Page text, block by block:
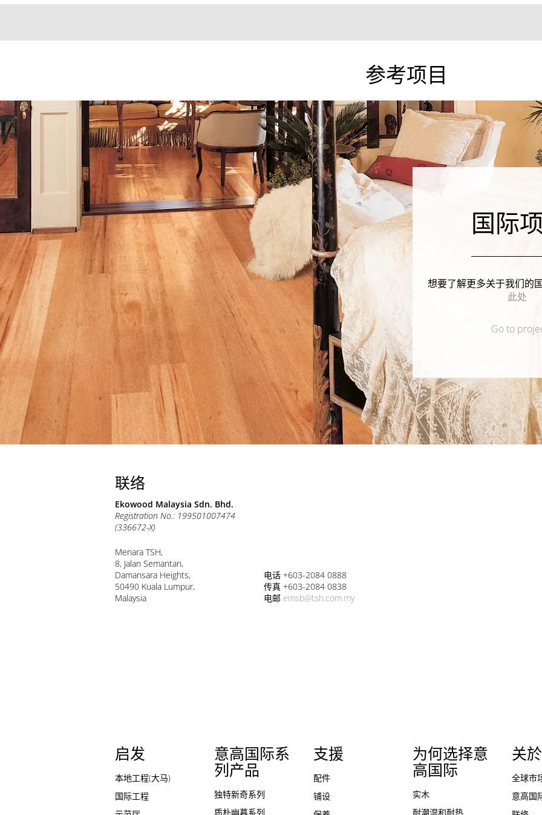
参考项目
国际
想要了解更多关于我们的
此处
Go to
联络
Ekowood Malaysia Sdn. Bhd.
Registration No.: 199501007474
(336672-X)
Menara TSH,
8, Jalan Semantan,
Damansara Heights,
50490 Kuala Lumpur,
Malaysia
电话 +603-2084 0888
传真 +603-2084 0838
电邮 emsb@tsh.com.my
启发
本地工程(大马)
国际工程
意高国际系
列产品
独特新奇系列
质朴幽暮系列
支援
配件
铺设
为何选择意
高国际
实木
耐潮湿和耐热
关
全球市
意高国